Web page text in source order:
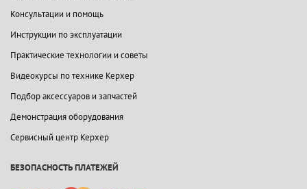
Консультации и помощь
Инструкции по эксплуатации
Практические технологии и советы
Видеокурсы по технике Керхер
Подбор аксессуаров и запчастей
Демонстрация оборудования
Сервисный центр Керхер
БЕЗОПАСНОСТЬ ПЛАТЕЖЕЙ